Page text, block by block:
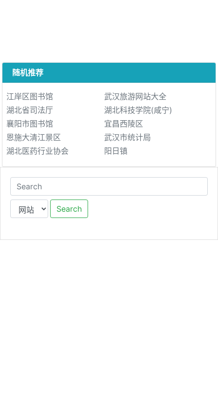
随机推荐
江岸区图书馆
武汉旅游网站大全
湖北省司法厅
湖北科技学院(咸宁)
襄阳市图书馆
宜昌西陵区
恩施大清江景区
武汉市统计局
湖北医药行业协会
阳日镇
Search